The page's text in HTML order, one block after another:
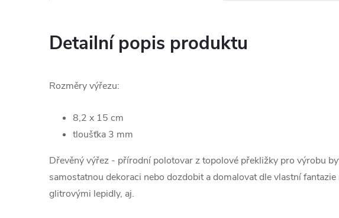
Detailní popis produktu
Rozměry výřezu:
8,2 x 15 cm
tloušťka 3 mm
Dřevěný výřez - přírodní polotovar z topolové překližky pro výrobu
samostatnou dekoraci nebo dozdobit a domalovat dle vlastní
glitrovými lepidly, aj.